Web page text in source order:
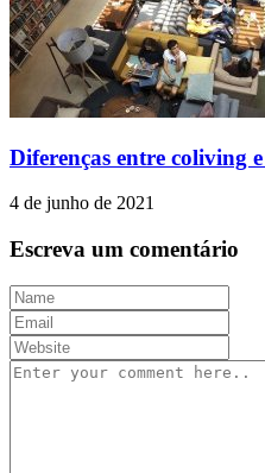
Diferenças entre coliving
4 de junho de 2021
Escreva um comentário